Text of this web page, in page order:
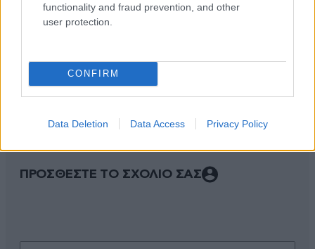
functionality and fraud prevention, and other
user protection.
CONFIRM
Data Deletion Data Access Privacy Policy
ΣΧΌΛΙΑ ΑΝΑΓΝΩΣΤΏΝ
ΠΡΟΣΘΕΣΤΕ ΤΟ ΣΧΟΛΙΟ ΣΑΣ